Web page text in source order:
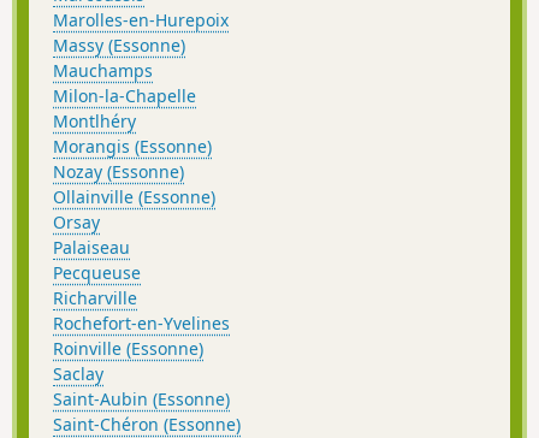
Marolles-en-Hurepoix
Massy (Essonne)
Mauchamps
Milon-la-Chapelle
Montlhéry
Morangis (Essonne)
Nozay (Essonne)
Ollainville (Essonne)
Orsay
Palaiseau
Pecqueuse
Richarville
Rochefort-en-Yvelines
Roinville (Essonne)
Saclay
Saint-Aubin (Essonne)
Saint-Chéron (Essonne)